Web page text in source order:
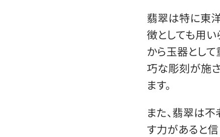
翡翠は特に東
徴としても用い
から玉器とし
巧な彫刻が施
ます。
また、翡翠は
す力があると